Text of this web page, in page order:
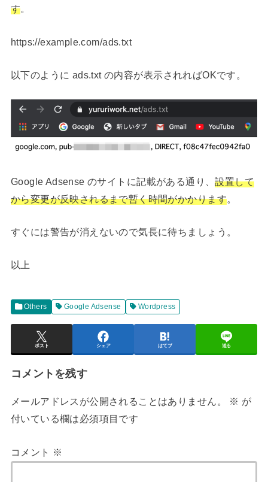
す。
https://example.com/ads.txt
以下のように ads.txt の内容が表示されればOKです。
Google Adsense のサイトに記載がある通り、設置して
から変更が反映されるまで暫く時間がかかります。
すぐには警告が消えないので気長に待ちましょう。
以上
Others Google Adsense Wordpress
ポスト シェア はてブ 送る
コメントを残す
メールアドレスが公開されることはありません。 ※ が
付いている欄は必須項目です
コメント ※